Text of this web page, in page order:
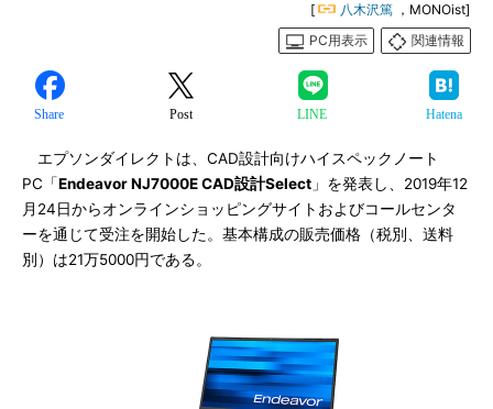
[ 八木沢篤 ，MONOist]
PC用表示
関連情報
Share Post LINE Hatena
エプソンダイレクトは、CAD設計向けハイスペックノート
PC「Endeavor NJ7000E CAD設計Select 」を発表し、2019年12
月24日からオンラインショッピングサイトおよびコールセンタ
ーを通じて受注を開始した。基本構成の販売価格（税別、送料
別）は21万5000円である。